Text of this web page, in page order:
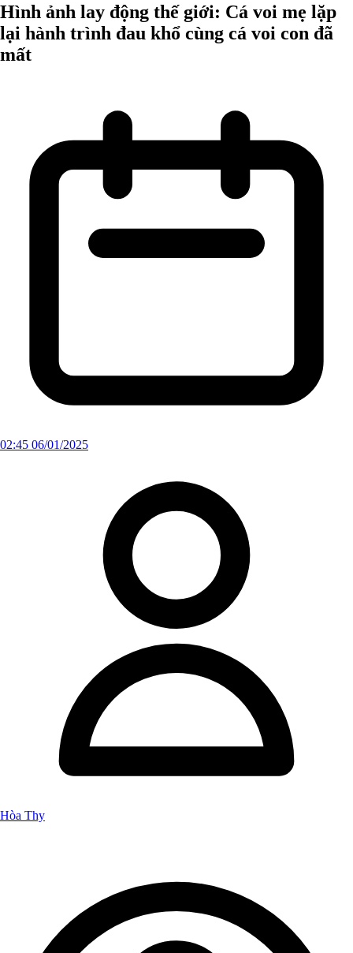
Hình ảnh lay động thế giới: Cá voi mẹ lặp
lại hành trình đau khổ cùng cá voi con đã
mất
02:45 06/01/2025
Hòa Thy